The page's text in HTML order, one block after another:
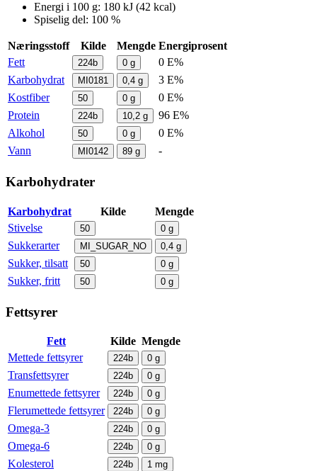
Energi i 100 g: 180 kJ (42 kcal)
Spiselig del: 100 %
Næringsstoff Kilde Mengde Energiprosent
Fett
224b 0 g
0 E%
Karbohydrat
MI0181 0,4 g
3 E%
Kostfiber
50 0 g
0 E%
Protein
224b 10,2 g
96 E%
Alkohol
50 0 g
0 E%
Vann
MI0142 89 g -
Karbohydrater
Karbohydrat Kilde
Mengde
Stivelse
50 0 g
Sukkerarter MI_SUGAR_NO 0,4 g
Sukker, tilsatt 50 0 g
Sukker, fritt 50 0 g
Fettsyrer
Fett Kilde Mengde
Mettede fettsyrer
224b 0 g
Transfettsyrer 224b 0 g
Enumettede fettsyrer 224b 0 g
Flerumettede fettsyrer 224b 0 g
Omega-3 224b 0 g
Omega-6 224b 0 g
Kolesterol 224b 1 mg